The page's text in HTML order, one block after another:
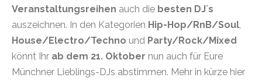
Veranstaltungsreihen auch die besten DJ´s
auszeichnen. In den Kategorien Hip-Hop/RnB/Soul,
House/Electro/Techno und Party/Rock/Mixed
könnt Ihr ab dem 21. Oktober nun auch für Eure
Münchner Lieblings-DJs abstimmen. Mehr in kürze hier